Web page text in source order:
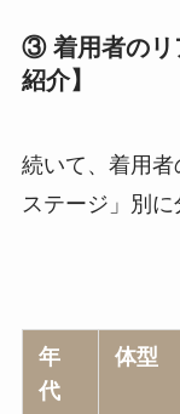
③ 着用者のリ
紹介】
続いて、着用
ステージ」別に
年
代
体型